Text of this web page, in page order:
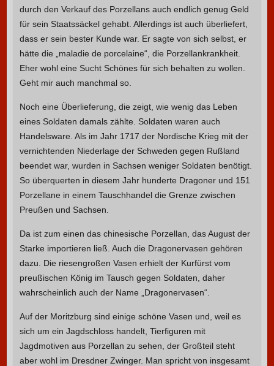
durch den Verkauf des Porzellans auch endlich genug Geld
für sein Staatssäckel gehabt. Allerdings ist auch überliefert,
dass er sein bester Kunde war. Er sagte von sich selbst, er
hätte die „maladie de porcelaine“, die Porzellankrankheit.
Eher wohl eine Sucht Schönes für sich behalten zu wollen.
Geht mir auch manchmal so.
Noch eine Überlieferung, die zeigt, wie wenig das Leben
eines Soldaten damals zählte. Soldaten waren auch
Handelsware. Als im Jahr 1717 der Nordische Krieg mit der
vernichtenden Niederlage der Schweden gegen Rußland
beendet war, wurden in Sachsen weniger Soldaten benötigt.
So überquerten in diesem Jahr hunderte Dragoner und 151
Porzellane in einem Tauschhandel die Grenze zwischen
Preußen und Sachsen.
Da ist zum einen das chinesische Porzellan, das August der
Starke importieren ließ. Auch die Dragonervasen gehören
dazu. Die riesengroßen Vasen erhielt der Kurfürst vom
preußischen König im Tausch gegen Soldaten, daher
wahrscheinlich auch der Name „Dragonervasen“.
Auf der Moritzburg sind einige schöne Vasen und, weil es
sich um ein Jagdschloss handelt, Tierfiguren mit
Jagdmotiven aus Porzellan zu sehen, der Großteil steht
aber wohl im Dresdner Zwinger. Man spricht von insgesamt